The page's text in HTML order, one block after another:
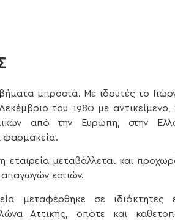
μπροστά. Με ιδρυτές το
του 1980 με
από την Ευρώπη, στην
φαρμακεία.
μεταβάλλεται και
απαγωγών εστιών.
μεταφέρθηκε σε ιδιόκτητες
Αττικής, οπότε και